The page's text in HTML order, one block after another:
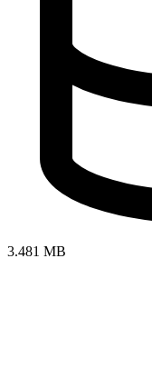
3.481 MB